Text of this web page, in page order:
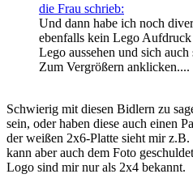
die Frau schrieb:
Und dann habe ich noch
ebenfalls kein Lego Aufdruck
Lego aussehen und sich auch
Zum Vergrößern anklicken....
Schwierig mit diesen Bidlern zu
sein, oder haben diese auch einen
der weißen 2x6-Platte sieht mir
kann aber auch dem Foto
Logo sind mir nur als 2x4 bekannt.